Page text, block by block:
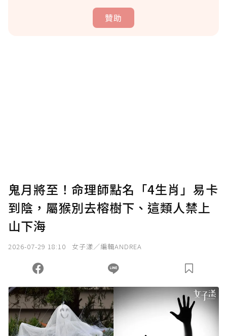
贊助
確認送出
您當前剩餘 U 利點數：0點；前往 購買點數
鬼月將至！命理師點名「4生肖」易卡
到陰，屬猴別去榕樹下、這類人禁上
山下海
2026-07-29 18:10 女子漾／編輯ANDREA